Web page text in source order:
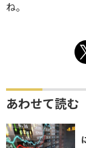
ね。
あわせて読む